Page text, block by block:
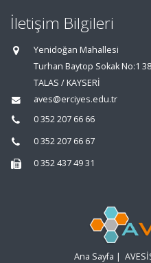
İletişim Bilgileri
Yenidoğan Mahallesi
Turhan Baytop Sokak No:1
TALAS / KAYSERİ
aves@erciyes.edu.tr
0 352 207 66 66
0 352 207 66 67
0 352 437 49 31
Ana Sayfa |